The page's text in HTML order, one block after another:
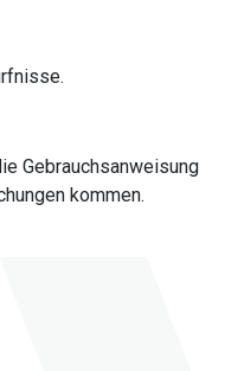
Gebrauchsanweisung
kommen.